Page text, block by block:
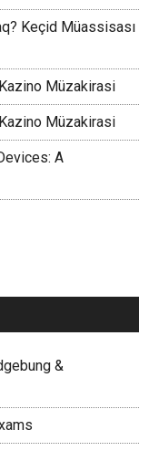
Keçid Müassisası
Müzakirasi
Müzakirasi
A
&